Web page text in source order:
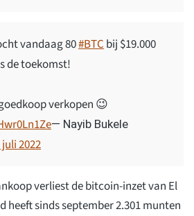
vandaag 80#BTCbij $19.000
de toekomst!
verkopen 😉
— Nayib Bukele
juli 2022
verliest de bitcoin-inzet van El
heeft sinds september 2.301 munten